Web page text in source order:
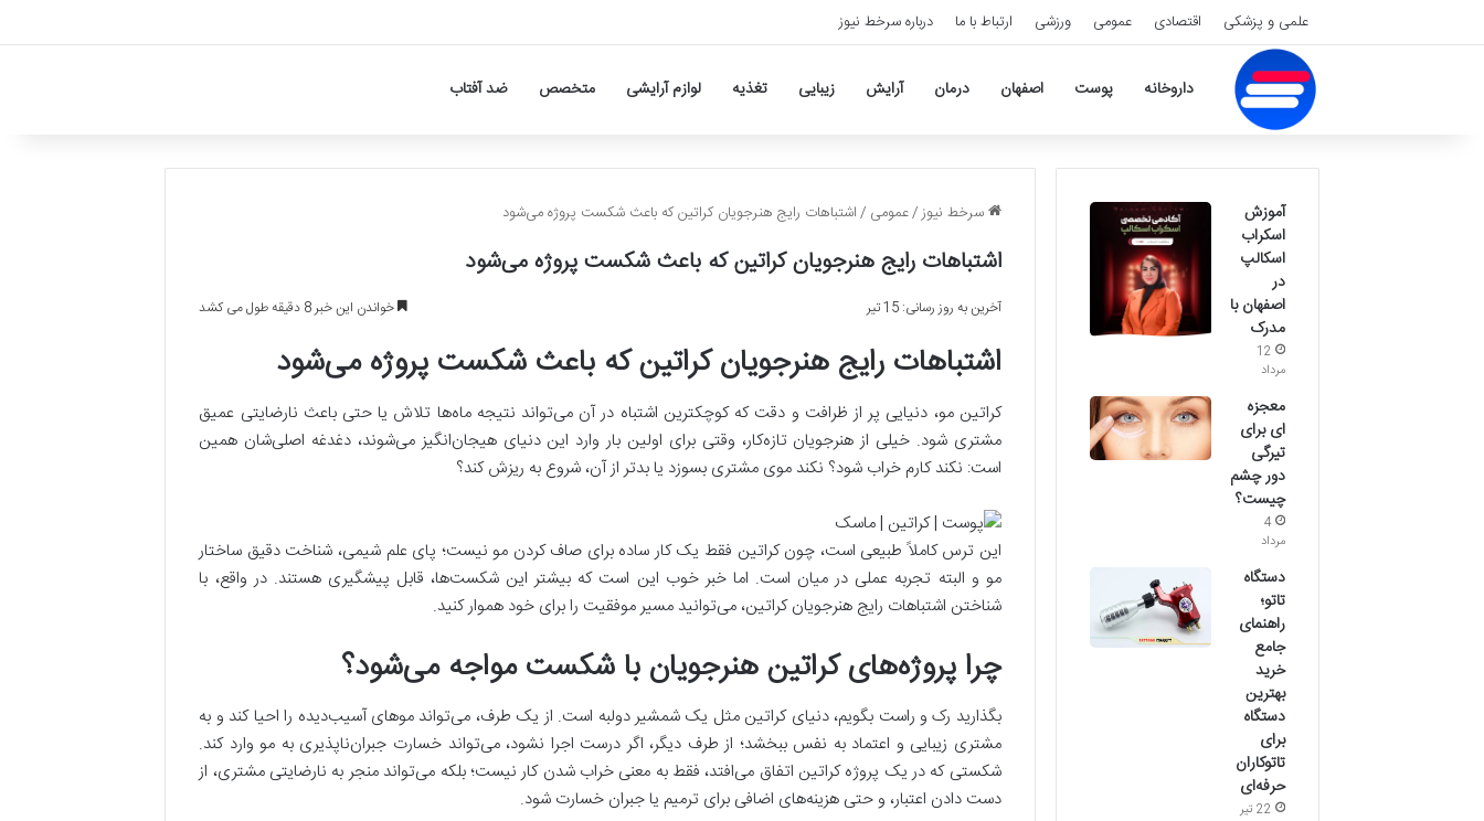
علمی و پزشکی اقتصادی عمومی ورزشی ارتباط با ما درباره سرخط نیوز
داروخانه پوست اصفهان درمان آرایش زیبایی تغذیه لوازم آرایشی متخصص ضد آفتاب
سرخط نیوز/عمومی /اشتباهات رایج هنرجویان کراتین که باعث شکست پروژه می‌شود
اشتباهات رایج هنرجویان کراتین که باعث شکست پروژه می‌شود
آخرین به روز رسانی: 15 تیر خواندن این خبر 8 دقیقه طول می کشد
اشتباهات رایج هنرجویان کراتین که باعث شکست پروژه می‌شود
کراتین مو، دنیایی پر از ظرافت و دقت که کوچکترین اشتباه در آن می‌تواند نتیجه ماه‌ها تلاش یا حتی باعث نارضایتی عمیق
مشتری شود. خیلی از هنرجویان تازه‌کار، وقتی برای اولین بار وارد این دنیای هیجان‌انگیز می‌شوند، دغدغه اصلی‌شان همین
است: نکند کارم خراب شود؟ نکند موی مشتری بسوزد یا بدتر از آن، شروع به ریزش کند؟
این ترس کاملاً طبیعی است، چون کراتین فقط یک کار ساده برای صاف کردن مو نیست؛ پای علم شیمی، شناخت دقیق ساختار
مو و البته تجربه عملی در میان است. اما خبر خوب این است که بیشتر این شکست‌ها، قابل پیشگیری هستند. در واقع، با
شناختن اشتباهات رایج هنرجویان کراتین، می‌توانید مسیر موفقیت را برای خود هموار کنید.
چرا پروژه‌های کراتین هنرجویان با شکست مواجه می‌شود؟
بگذارید رک و راست بگویم، دنیای کراتین مثل یک شمشیر دولبه است. از یک طرف، می‌تواند موهای آسیب‌دیده را احیا کند و به
مشتری زیبایی و اعتماد به نفس ببخشد؛ از طرف دیگر، اگر درست اجرا نشود، می‌تواند خسارت جبران‌ناپذیری به مو وارد کند.
شکستی که در یک پروژه کراتین اتفاق می‌افتد، فقط به معنی خراب شدن کار نیست؛ بلکه می‌تواند منجر به نارضایتی مشتری، از
دست دادن اعتبار، و حتی هزینه‌های اضافی برای ترمیم یا جبران خسارت شود.
آموزش
اسکراب
اسکالپ
در
اصفهان با
مدرک
12
مرداد
معجزه
ای برای
تیرگی
دور چشم
چیست؟
4
مرداد
دستگاه
تاتو؛
راهنمای
جامع
خرید
بهترین
دستگاه
برای
تاتوکاران
حرفه‌ای
22 تیر